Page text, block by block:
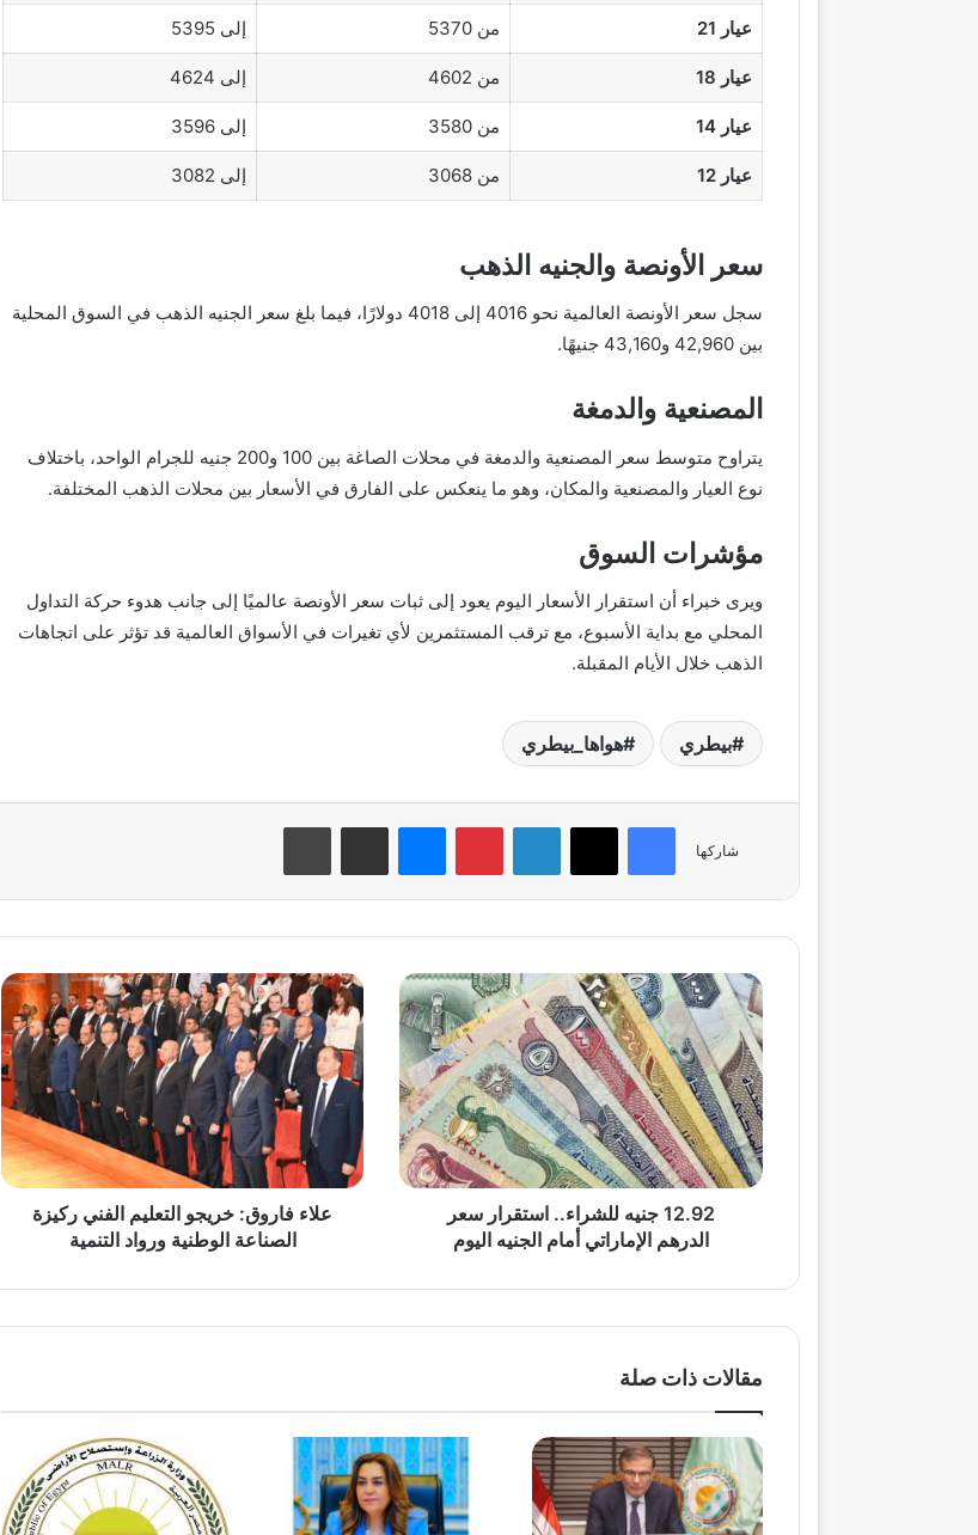
عيار 21 من 5370 إلى 5395
عيار 18 من 4602 إلى 4624
عيار 14 من 3580 إلى 3596
عيار 12 من 3068 إلى 3082
سعر الأونصة والجنيه الذهب
سجل سعر الأونصة العالمية نحو 4016 إلى 4018 دولارًا، فيما بلغ سعر الجنيه الذهب في السوق المحلية
بين 42,960 و43,160 جنيهًا.
المصنعية والدمغة
يتراوح متوسط سعر المصنعية والدمغة في محلات الصاغة بين 100 و200 جنيه للجرام الواحد، باختلاف
نوع العيار والمصنعية والمكان، وهو ما ينعكس على الفارق في الأسعار بين محلات الذهب المختلفة.
مؤشرات السوق
ويرى خبراء أن استقرار الأسعار اليوم يعود إلى ثبات سعر الأونصة عالميًا إلى جانب هدوء حركة التداول
المحلي مع بداية الأسبوع، مع ترقب المستثمرين لأي تغيرات في الأسواق العالمية قد تؤثر على اتجاهات
الذهب خلال الأيام المقبلة.
بيطري هواها_بيطري
شاركها
فيسبوك ‫X لينكدإن بينتيريستماسنجر مشاركة عبر البريد طباعة
12.92
جنيه
للشراء..
استقرار
سعر
الدرهم
الإماراتي
أمام
الجنيه
12.92 جنيه للشراء.. استقرار سعر
الدرهم الإماراتي أمام الجنيه اليوم
علاء
فاروق:
خريجو
التعليم
الفني
ركيزة
الصناعة
الوطنية
ورواد
التنميةعلاء فاروق: خريجو التعليم الفني ركيزة
الصناعة الوطنية ورواد التنمية
مقالات ذات صلة